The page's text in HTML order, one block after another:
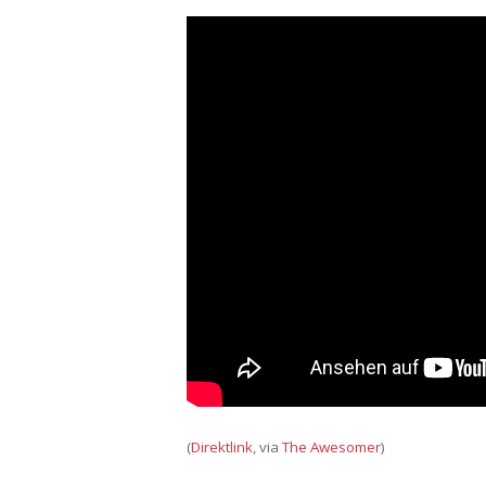
(Direktlink , viaThe Awesomer)